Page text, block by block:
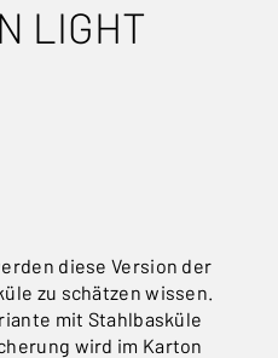
LIGHT
diese Version der
zu schätzen wissen.
mit Stahlbasküle
wird im Karton